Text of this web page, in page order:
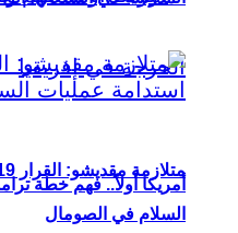
أمريكا أولاً.. فهم خطة
السلام في الصومال